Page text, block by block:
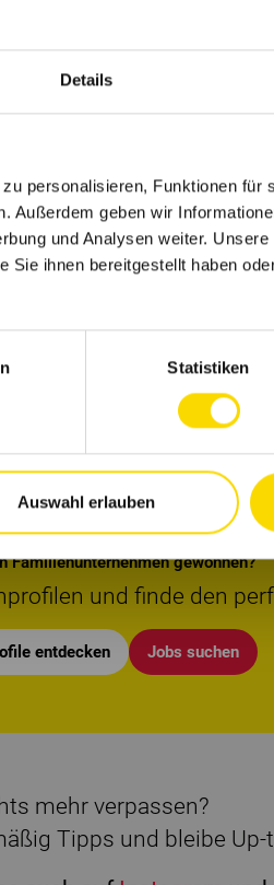
Details
personalisieren, Funktionen für
Außerdem geben wir
und Analysen weiter.
Sie ihnen bereitgestellt haben
Statistiken
Auswahl erlauben
Familienunternehmen gewonnen?
und finde den
entdecken Jobs suchen
mehr verpassen?
Tipps und bleibe Up-